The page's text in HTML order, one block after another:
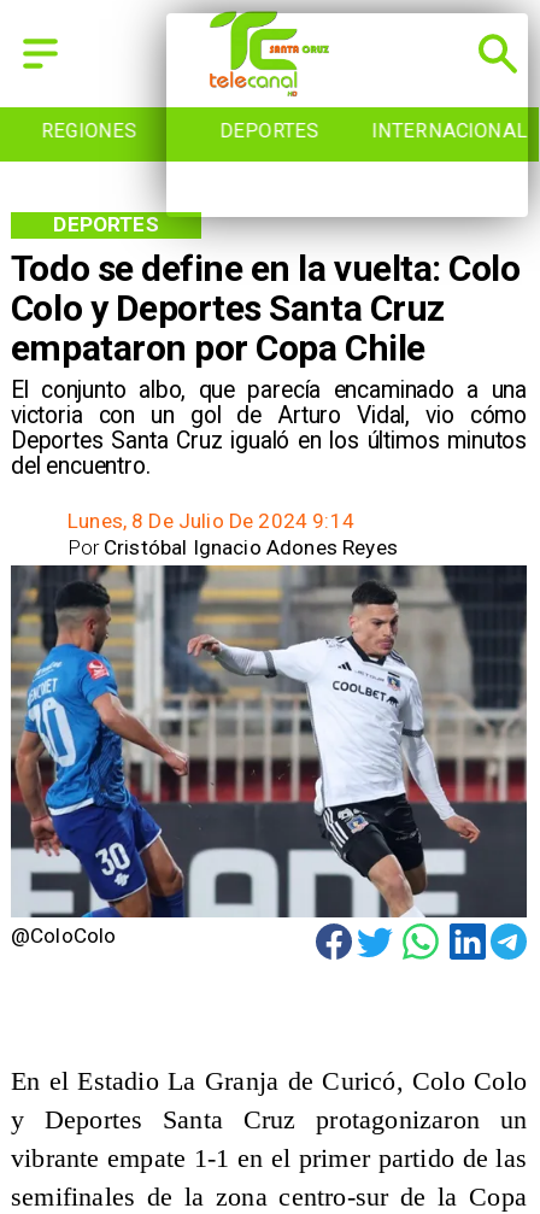
REGIONES DEPORTES INTERNACIONAL
Todo se define en la vuelta: Colo
Colo y Deportes Santa Cruz
empataron por Copa Chile
​El conjunto albo, que parecía encaminado a una
victoria con un gol de Arturo Vidal, vio cómo
Deportes Santa Cruz igualó en los últimos minutos
del encuentro.
DEPORTES
Lunes, 8 De Julio De 2024 9:14
Cristóbal Ignacio Adones Reyes
Por
@ColoColo
En el Estadio La Granja de Curicó, Colo Colo
y Deportes Santa Cruz protagonizaron un
vibrante empate 1-1 en el primer partido de las
semifinales de la zona centro-sur de la Copa